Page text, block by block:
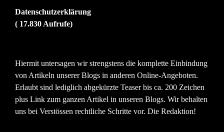
Datenschutzerklärung
( 17.830 Aufrufe)
Hiermit untersagen wir strengstens die komplette Einbindung
von Artikeln unserer Blogs in anderen Online-Angeboten.
Erlaubt sind lediglich abgekürzte Teaser bis ca. 200 Zeichen
plus Link zum ganzen Artikel in unseren Blogs. Wir behalten
uns bei Verstössen rechtliche Schritte vor. Die Redaktion!